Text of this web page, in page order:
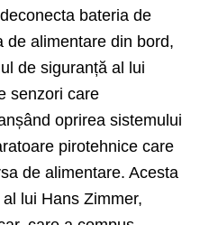
bateria de
de alimentare din bord,
de siguranță al lui
senzori care
oprirea sistemului
pirotehnice care
de alimentare. Acesta
lui Hans Zimmer,